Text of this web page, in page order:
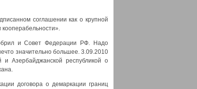
соглашении как о крупной
кооперабельности».
и Совет Федерации РФ. Надо
значительно большее. 3.09.2010
Азербайджанской республикой о
договора о демаркации границ